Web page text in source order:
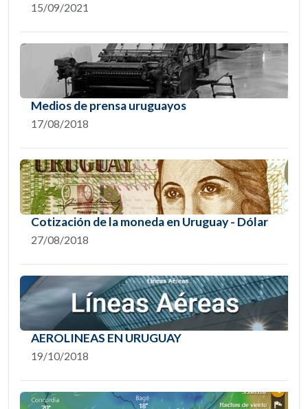
15/09/2021
Medios de prensa uruguayos
17/08/2018
Cotización de la moneda en Uruguay - Dólar
27/08/2018
AEROLINEAS EN URUGUAY
19/10/2018